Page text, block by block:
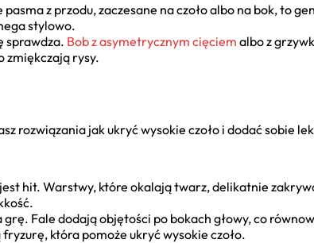
pasma z przodu, zaczesane na czoło albo na bok, to
stylowo.
sprawdza. Bob z asymetrycznym cięciem albo z
zmiękczają rysy.
rozwiązania jak ukryć wysokie czoło i dodać sobie
hit. Warstwy, które okalają twarz, delikatnie
Fale dodają objętości po bokach głowy, co
która pomoże ukryć wysokie czoło.